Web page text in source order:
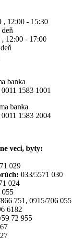
, 12:00 - 15:30
, 12:00 - 17:00
banka
1583 1001
banka
1583 2004
veci, byty:
029
033/5571 030
024
055
751, 0915/706 055
6182
72 955